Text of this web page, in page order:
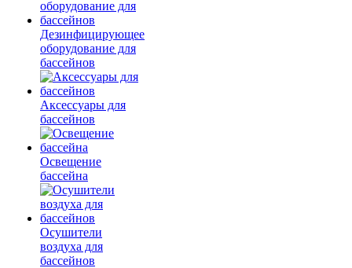
Дезинфицирующее
оборудование для
бассейнов
Аксессуары для
бассейнов
Освещение
бассейна
Осушители
воздуха для
бассейнов